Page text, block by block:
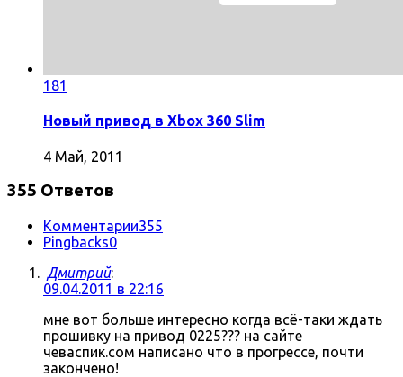
181
Новый привод в Xbox 360 Slim
4 Май, 2011
355 Ответов
Комментарии355
Pingbacks0
Дмитрий:
09.04.2011 в 22:16
мне вот больше интересно когда всё-таки ждать
прошивку на привод 0225??? на сайте
чеваспик.сом написано что в прогрессе, почти
закончено!